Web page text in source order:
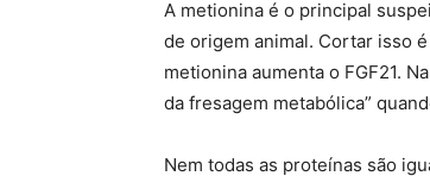
A metionina é o principal
de origem animal. Cortar isso
metionina aumenta o FGF21.
da fresagem metabólica”
Nem todas as proteínas são